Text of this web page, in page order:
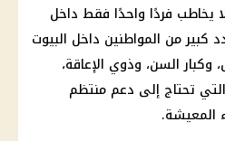
يخاطب فردًا واحدًا فقط داخل
كبير من المواطنين داخل البيوت
السن، وذوي الإعاقة،
تحتاج إلى دعم منتظم
المعيشة.